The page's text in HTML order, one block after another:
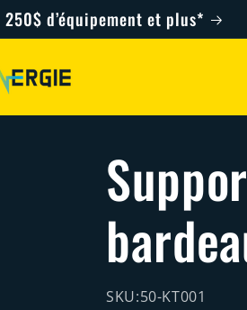
d’équipement et plus*
SKU:50-KT001